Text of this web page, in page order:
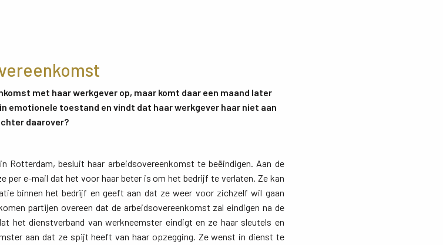
met haar werkgever op, maar komt daar een maand later
emotionele toestand en vindt dat haar werkgever haar niet aan
daarover?
Rotterdam, besluit haar arbeidsovereenkomst te beëindigen. Aan de
per e-mail dat het voor haar beter is om het bedrijf te verlaten. Ze kan
binnen het bedrijf en geeft aan dat ze weer voor zichzelf wil gaan
partijen overeen dat de arbeidsovereenkomst zal eindigen na de
het dienstverband van werkneemster eindigt en ze haar sleutels en
aan dat ze spijt heeft van haar opzegging. Ze wenst in dienst te